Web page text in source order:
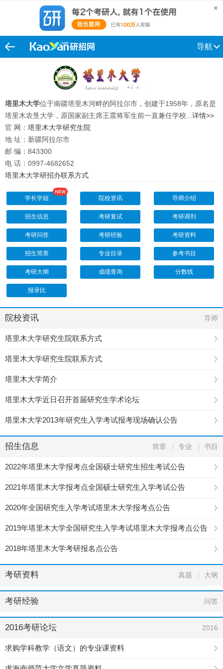
导航
塔里木大学位于南疆塔里木河畔的阿拉尔市，创建于1958年，原名是
塔里木农垦大学，原国家副主席王震将军生前一直兼任学校... 详情>>
官 网： 塔里木大学研究生院
地 址：新疆阿拉尔市
邮 编：843300
电 话：0997-4682652
塔里木大学研招办联系方式
学长学姐 院校资讯 导师介绍
招生信息 考研复试 考研调剂
考研问答 考研经验 考研资料
招生简章 专业目录 参考书目
考研大纲 成绩查询 分数线
报录比
院校资讯 导师
塔里木大学研究生院联系方式
塔里木大学研究生院联系方式
塔里木大学简介
塔里木大学近日召开首届研究生学术论坛
塔里木大学2013年研究生入学考试报考现场确认公告
招生信息 简章 专业 书目
2022年塔里木大学报考点全国硕士研究生招生考试公告
2021年塔里木大学报考点全国硕士研究生入学考试公告
2020年全国研究生入学考试塔里木大学报考点公告
2019年塔里木大学全国研究生入学考试塔里木大学报考点公告
2018年塔里木大学考研报名点公告
考研资料 真题 大纲
考研经验 问答
2016考研论坛 2016
求购学科教学（语文）的专业课资料